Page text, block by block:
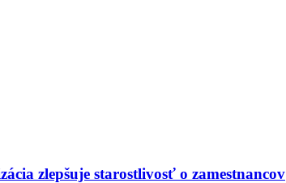
zlepšuje starostlivosť o zamestnancov